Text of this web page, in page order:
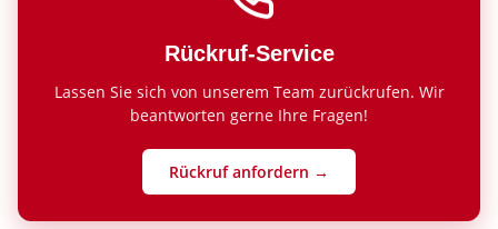
Rückruf-Service
Lassen Sie sich von unserem Team zurückrufen. Wir
beantworten gerne Ihre Fragen!
Rückruf anfordern →